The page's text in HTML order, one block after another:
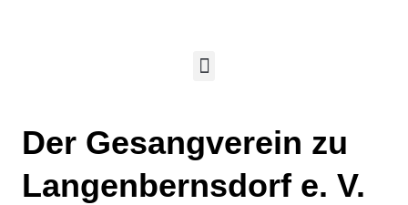
Der Gesangverein zu
Langenbernsdorf e. V.